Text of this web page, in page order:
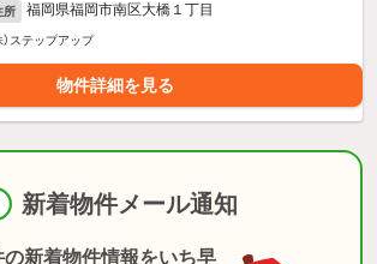
所 福岡県福岡市南区大橋１丁目
）ステップアップ
物件詳細を見る
新着物件メール通知
新着物件情報をいち早